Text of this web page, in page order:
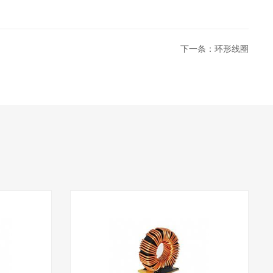
下一条：环形线圈